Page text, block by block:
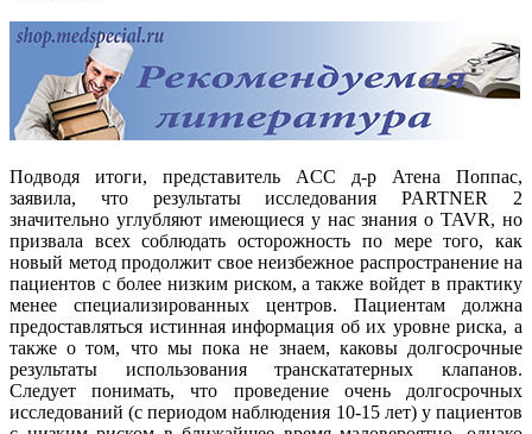
Подводя итоги, представитель ACC д-р Атена Поппас,
заявила, что результаты исследования PARTNER 2
значительно углубляют имеющиеся у нас знания о TAVR, но
призвала всех соблюдать осторожность по мере того, как
новый метод продолжит свое неизбежное распространение на
пациентов с более низким риском, а также войдет в практику
менее специализированных центров. Пациентам должна
предоставляться истинная информация об их уровне риска, а
также о том, что мы пока не знаем, каковы долгосрочные
результаты использования транскататерных клапанов.
Следует понимать, что проведение очень долгосрочных
исследований (с периодом наблюдения 10-15 лет) у пациентов